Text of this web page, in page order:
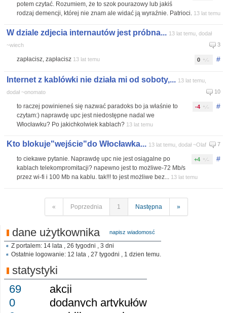
potem czytać. Rozumiem, że to szok pourazowy lub jakiś
rodzaj demencji, której nie znam ale widać ją wyraźnie. Patrioci. 13 lat temu
W dziale zdjecia internautów jest próbna... 13 lat temu, dodał
~wiech
3
#
0
zapłacisz, zapłacisz 13 lat temu
Internet z kablówki nie działa mi od soboty,... 13 lat temu,
dodał ~onomato
10
#
-4
to raczej powinieneś się nazwać paradoks bo ja właśnie to
czytam:) naprawdę upc jest niedostępne nadal we
Włocławku? Po jakichkolwiek kablach? 13 lat temu
Kto blokuje"wejście"do Włocławka... 13 lat temu, dodał ~Olaf 7
#
+4
to ciekawe pytanie. Naprawdę upc nie jest osiągalne po
kablach telekompromitacji? napewno jest to możliwe-72 Mb/s
przez wi-fi i 100 Mb na kablu. tak!!! to jest możliwe bez... 13 lat temu
« Poprzednia 1 Następna »
dane użytkownika napisz wiadomosć
Z portalem: 14 lata , 26 tygodni , 3 dni
Ostatnie logowanie: 12 lata , 27 tygodni , 1 dzien temu.
statystyki
69
akcji
0
dodanych artykułów